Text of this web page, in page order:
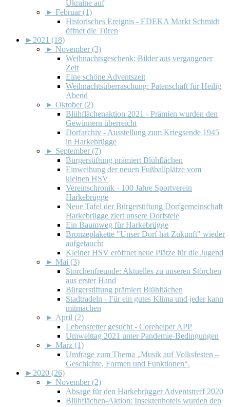
Ukraine auf
► Februar (1)
Historisches Ereignis - EDEKA Markt Schmidt
öffnet die Türen
► 2021 (18)
► November (3)
Weihnachtsgeschenk: Bilder aus vergangener
Zeit
Eine schöne Adventszeit
Weihnachtsüberraschung: Patenschaft für Heilig
Abend
► Oktober (2)
Blühflächenaktion 2021 - Prämien wurden den
Gewinnern überreicht
Dorfarchiv - Ausstellung zum Kriegsende 1945
in Harkebrügge
► September (7)
Bürgerstiftung prämiert Blühflächen
Einweihung der neuen Fußballplätze vom
kleinen HSV
Vereinschronik - 100 Jahre Sportverein
Harkebrügge
Neue Tafel der Bürgerstiftung Dorfgemeinschaft
Harkebrügge ziert unsere Dorfstele
Ein Baumweg für Harkebrügge
Bronzeplakette "Unser Dorf hat Zukunft" wieder
aufgetaucht
Kleiner HSV eröffnet neue Plätze für die Jugend
► Mai (3)
Storchenfreunde: Aktuelles zu unseren Störchen
aus erster Hand
Bürgerstiftung prämiert Blühflächen
Stadtradeln - Für ein gutes Klima und jeder kann
mitmachen
► April (2)
Lebensretter gesucht - Corehelper APP
Umwelttag 2021 unter Pandemie-Bedingungen
► März (1)
Umfrage zum Thema „Musik auf Volksfesten –
Geschichte, Formen und Funktionen“.
► 2020 (26)
► November (2)
Absage für den Harkebrügger Adventstreff 2020
Blühflächen-Aktion: Insektenhotels wurden den